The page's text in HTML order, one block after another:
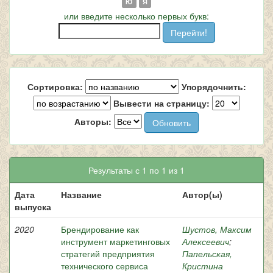
или введите несколько первых букв:
Сортировка:
Упорядочнить:
Вывести на страницу:
Авторы:
Результаты с 1 по 1 из 1
Дата
выпуска
Название Автор(ы)
2020
Брендирование как
инструмент маркетинговых
стратегий предприятия
технического сервиса
Шустов, Максим
Алексеевич;
Папельская,
Кристина